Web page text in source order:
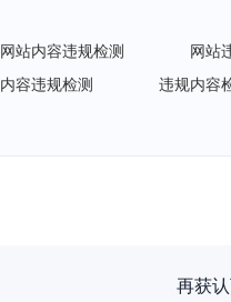
网站内容违规检测
网站
内容违规检测
违规内容
再获